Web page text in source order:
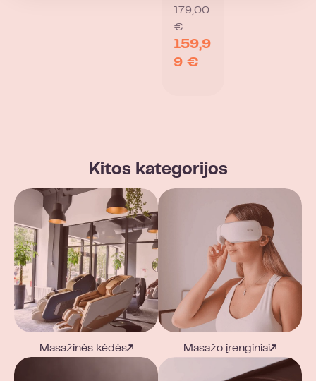
179,00
€
159,9
9 €
Kitos kategorijos
Masažinės kėdės Masažo įrenginiai